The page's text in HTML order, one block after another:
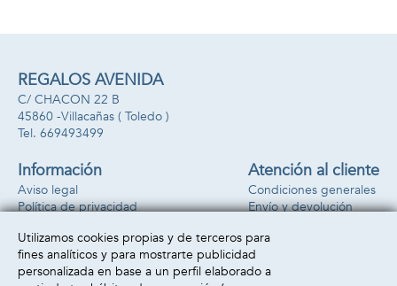
REGALOS AVENIDA
C/ CHACON 22 B
45860 -Villacañas ( Toledo )
669493499
Información
Aviso legal
Política de privacidad
Atención al cliente
Condiciones generales
Envío y devolución
Formas de pago
Utilizamos cookies propias y de terceros para
fines analíticos y para mostrarte publicidad
personalizada en base a un perfil elaborado a